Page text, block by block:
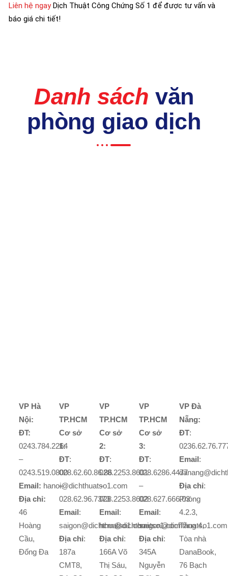
Liên hệ ngayDịch Thuật Công Chứng Số 1 để được tư vấn và
báo giá chi tiết!
Danh sách văn
phòng giao dịch
VP Hà
Nội:
ĐT:
0243.784.2264
–
0243.519.0800
Email: hanoi@dichthuatso1.com
Địa chỉ:
46
Hoàng
Cầu,
Đống Đa
VP
TP.HCM
Cơ sở
1:
ĐT:
028.62.60.86.86
–
028.62.96.7373
Email:
saigon@dichthuatso1.com
Địa chỉ:
187a
CMT8,
VP
TP.HCM
Cơ sở
2:
ĐT:
028.2253.8601
–
028.2253.8602
Email:
hcm@dichthuatso1.com
Địa chỉ:
166A Võ
Thị Sáu,
VP
TP.HCM
Cơ sở
3:
ĐT:
028.6286.4477
–
028.627.666.03
Email:
saigon@dichthuatso1.com
Địa chỉ:
345A
Nguyễn
VP Đà
Nẵng:
ĐT:
Email:
Địa chỉ:
Phòng
4.2.3,
Tầng 4,
Tòa nhà
DanaBook,
76 Bạch